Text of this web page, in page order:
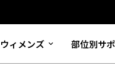
ウィメンズ 部位別サ